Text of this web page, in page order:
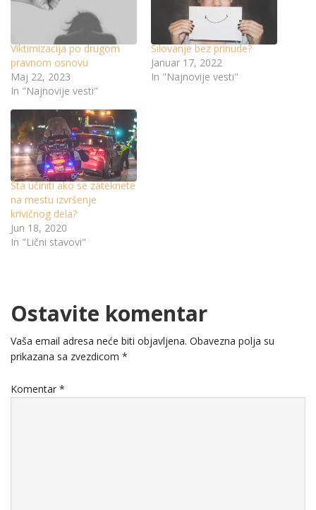
Viktimizacija po drugom
pravnom osnovu
Maj 22, 2023
In "Najnovije vesti"
Silovanje bez prinude?
Januar 17, 2022
In "Najnovije vesti"
Šta učiniti ako se zateknete
na mestu izvršenje
krivičnog dela?
Jun 18, 2020
In "Lični stavovi"
Ostavite komentar
Vaša email adresa neće biti objavljena. Obavezna polja su
prikazana sa zvezdicom *
Komentar *